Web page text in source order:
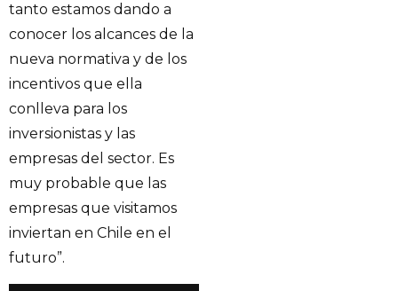
tanto estamos dando a
conocer los alcances de la
nueva normativa y de los
incentivos que ella
conlleva para los
inversionistas y las
empresas del sector. Es
muy probable que las
empresas que visitamos
inviertan en Chile en el
futuro”.